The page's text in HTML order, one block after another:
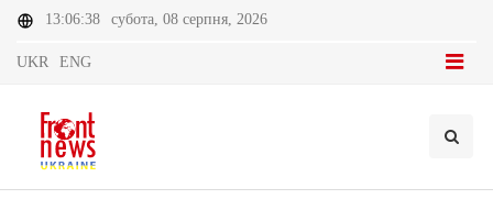
13:06:38 субота, 08 серпня, 2026
UKR ENG